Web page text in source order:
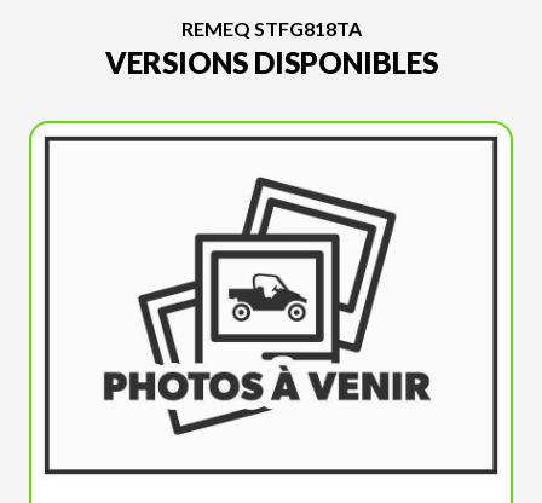
REMEQ STFG818TA
VERSIONS DISPONIBLES